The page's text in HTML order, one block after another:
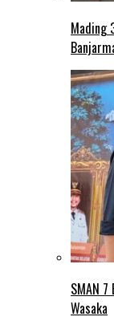
Mading
SMAN
Wasaka